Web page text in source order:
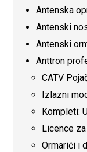
Antenska
Antenski
Antenski
Anttron
CATV
Izlazni
Kompleti:
Licence
Ormarići i